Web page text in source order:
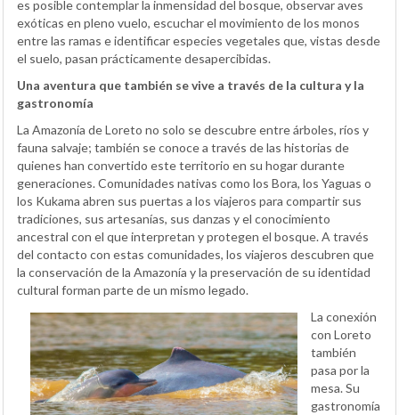
es posible contemplar la inmensidad del bosque, observar aves
exóticas en pleno vuelo, escuchar el movimiento de los monos
entre las ramas e identificar especies vegetales que, vistas desde
el suelo, pasan prácticamente desapercibidas.
Una aventura que también se vive a través de la cultura y la
gastronomía
La Amazonía de Loreto no solo se descubre entre árboles, ríos y
fauna salvaje; también se conoce a través de las historias de
quienes han convertido este territorio en su hogar durante
generaciones. Comunidades nativas como los Bora, los Yaguas o
los Kukama abren sus puertas a los viajeros para compartir sus
tradiciones, sus artesanías, sus danzas y el conocimiento
ancestral con el que interpretan y protegen el bosque. A través
del contacto con estas comunidades, los viajeros descubren que
la conservación de la Amazonía y la preservación de su identidad
cultural forman parte de un mismo legado.
La conexión
con Loreto
también
pasa por la
mesa. Su
gastronomía